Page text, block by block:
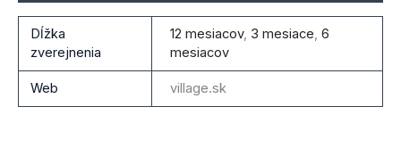
Dĺžka
zverejnenia
12 mesiacov, 3 mesiace 6
mesiacov
Web village.sk